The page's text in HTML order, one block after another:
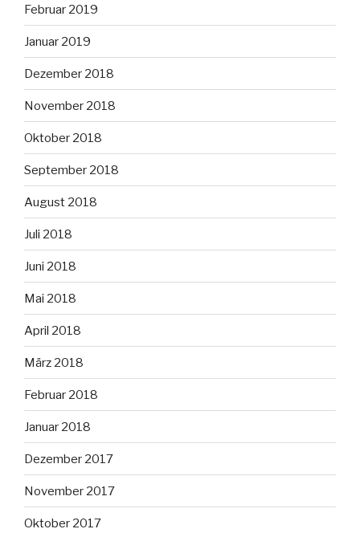
Februar 2019
Januar 2019
Dezember 2018
November 2018
Oktober 2018
September 2018
August 2018
Juli 2018
Juni 2018
Mai 2018
April 2018
März 2018
Februar 2018
Januar 2018
Dezember 2017
November 2017
Oktober 2017